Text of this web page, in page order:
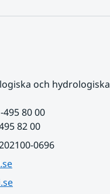
och hydrologiska
80 00
82 00
0696